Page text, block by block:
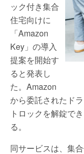
ック付き集合
住宅向けに
「Amazon
Key」の導入
提案を開始す
ると発表し
た。Amazon
から委託されたド
トロックを解錠で
る。
同サービスは、集